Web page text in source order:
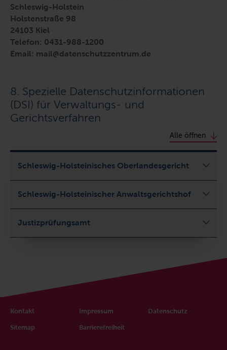
Schleswig-Holstein
Holstenstraße 98
24103 Kiel
Telefon: 0431-988-1200
Email: mail@datenschutzzentrum.de
8. Spezielle Datenschutzinformationen
(DSI) für Verwaltungs- und
Gerichtsverfahren
Alle öffnen
Schleswig-Holsteinisches Oberlandesgericht
Schleswig-Holsteinischer Anwaltsgerichtshof
Justizprüfungsamt
Kontakt Impressum Datenschutz
Sitemap Barrierefreiheit